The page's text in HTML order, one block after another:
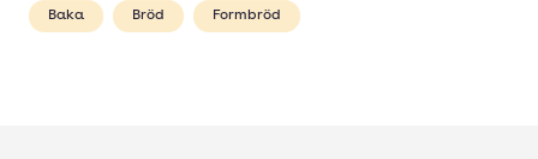
Baka Bröd Formbröd